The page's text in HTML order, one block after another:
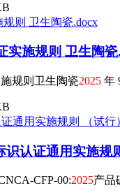
实施规则 卫生陶
规则卫生陶瓷2025 年
识认证通用实施规
CFP-00:2025产品